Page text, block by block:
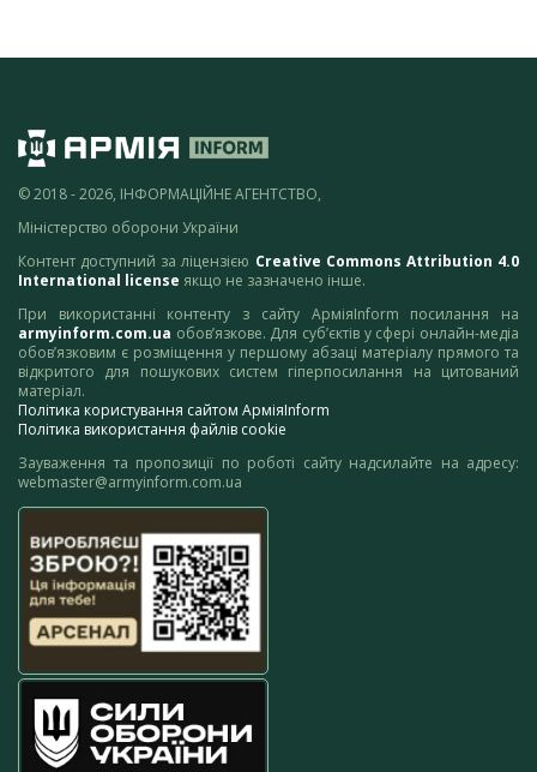
© 2018 - 2026, ІНФОРМАЦІЙНЕ АГЕНТСТВО,
Міністерство оборони України
Контент доступний за ліцензією Creative Commons Attribution 4.0
International license якщо не зазначено інше.
При використанні контенту з сайту АрміяInform посилання на
armyinform.com.ua обов’язкове. Для суб’єктів у сфері онлайн-медіа
обов’язковим є розміщення у першому абзаці матеріалу прямого та
відкритого для пошукових систем гіперпосилання на цитований
матеріал.
Політика користування сайтом АрміяInform
Політика використання файлів cookie
Зауваження та пропозиції по роботі сайту надсилайте на адресу:
webmaster@armyinform.com.ua